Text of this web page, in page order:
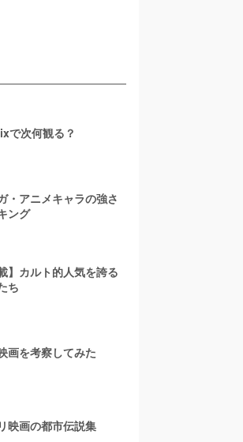
で次何観る？
・アニメキャラの強さ
ング
】カルト的人気を誇る
ち
画を考察してみた
映画の都市伝説集